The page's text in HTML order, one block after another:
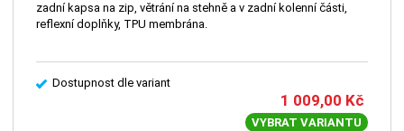
zadní kapsa na zip, větrání na stehně a v zadní kolenní části,
reflexní doplňky, TPU membrána.
Dostupnost dle variant
1 009,00 Kč
VYBRAT VARIANTU